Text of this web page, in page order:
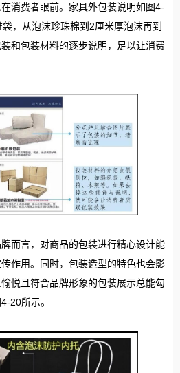
消费者眼前。家具外包装说明如图4-
，从泡沫珍珠棉到2厘米厚泡沫再到
和包装材料的逐步说明，足以让消费
而言，对商品的包装进行精心设计能
作用。同时，包装造型的特色也会影
悦且符合品牌形象的包装展示总能勾
20所示。